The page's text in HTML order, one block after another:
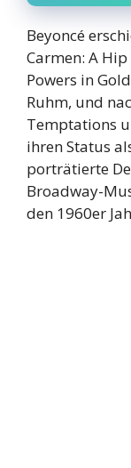
Beyoncé
Carmen: A
Powers in
Ruhm, und
Temptations
ihren Status
porträtierte
Broadway-
den 1960er